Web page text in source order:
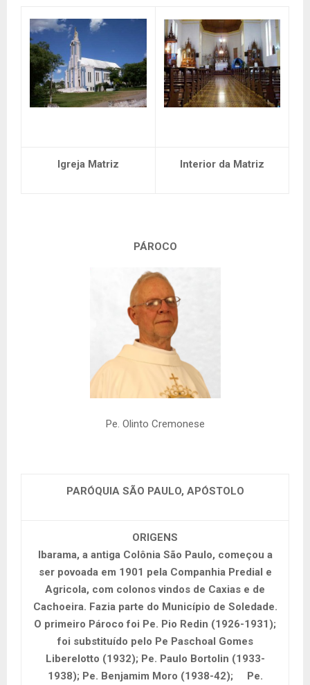
Igreja Matriz Interior da Matriz
PÁROCO
Pe. Olinto Cremonese
PARÓQUIA SÃO PAULO, APÓSTOLO
ORIGENS
Ibarama, a antiga Colônia São Paulo, começou a
ser povoada em 1901 pela Companhia Predial e
Agricola, com colonos vindos de Caxias e de
Cachoeira. Fazia parte do Município de Soledade.
O primeiro Pároco foi Pe. Pio Redin (1926-1931);
foi substituído pelo Pe Paschoal Gomes
Liberelotto (1932); Pe. Paulo Bortolin (1933-
1938); Pe. Benjamim Moro (1938-42); Pe.